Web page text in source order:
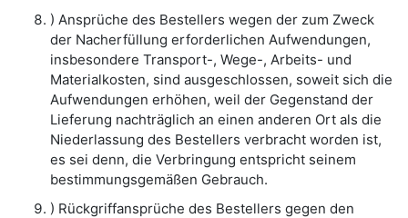
) Ansprüche des Bestellers wegen der zum Zweck
der Nacherfüllung erforderlichen Aufwendungen,
insbesondere Transport-, Wege-, Arbeits- und
Materialkosten, sind ausgeschlossen, soweit sich die
Aufwendungen erhöhen, weil der Gegenstand der
Lieferung nachträglich an einen anderen Ort als die
Niederlassung des Bestellers verbracht worden ist,
es sei denn, die Verbringung entspricht seinem
bestimmungsgemäßen Gebrauch.
) Rückgriffansprüche des Bestellers gegen den